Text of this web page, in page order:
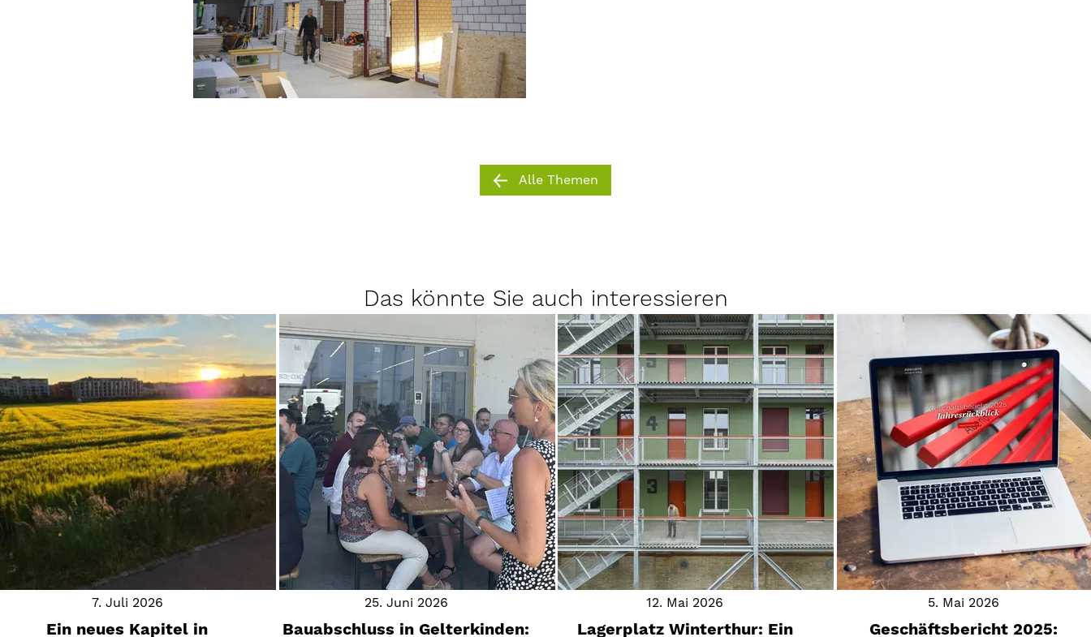
Alle Themen
Das könnte Sie auch interessieren
7. Juli 2026
Ein neues Kapitel in
25. Juni 2026
Bauabschluss in Gelterkinden:
12. Mai 2026
Lagerplatz Winterthur: Ein
5. Mai 2026
Geschäftsbericht 2025: